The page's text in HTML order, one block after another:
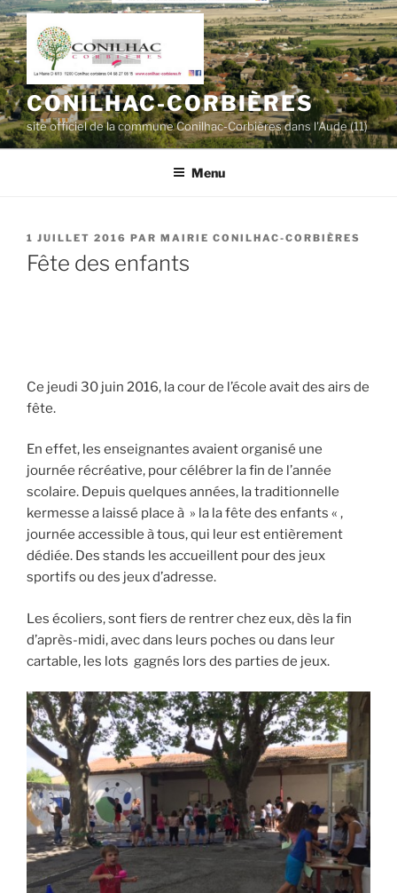
Aller
au
contenu
principal
CONILHAC-CORBIÈRES
site officiel de la commune Conilhac-Corbières dans l'Aude (11)
Menu
PUBLIÉ
LE
1 JUILLET 2016 PAR MAIRIE CONILHAC-CORBIÈRES
Fête des enfants
Ce jeudi 30 juin 2016, la cour de l’école avait des airs de
fête.
En effet, les enseignantes avaient organisé une
journée récréative, pour célébrer la fin de l’année
scolaire. Depuis quelques années, la traditionnelle
kermesse a laissé place à » la la fête des enfants « ,
journée accessible à tous, qui leur est entièrement
dédiée. Des stands les accueillent pour des jeux
sportifs ou des jeux d’adresse.
Les écoliers, sont fiers de rentrer chez eux, dès la fin
d’après-midi, avec dans leurs poches ou dans leur
cartable, les lots gagnés lors des parties de jeux.